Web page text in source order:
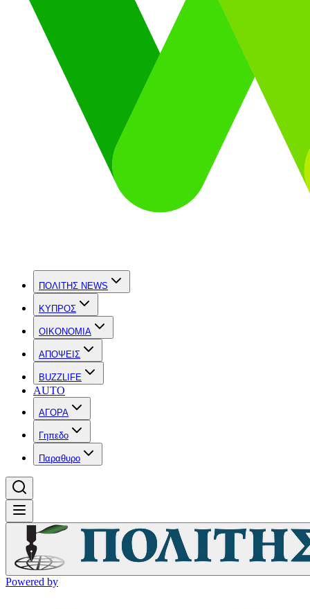
ΠΟΛΙΤΗΣ NEWS
ΚΥΠΡΟΣ
OIKONOMIA
ΑΠΟΨΕΙΣ
BUZZLIFE
AUTO
ΑΓΟΡΑ
Γηπεδο
Παραθυρο
Powered by